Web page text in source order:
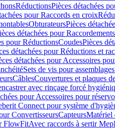
RéductionsPièces détachées
pour Raccords en croix
ObturateursPièces
détachées pour
pour RéductionsCoudesPièces
détachées pour Réductions et
détachées pour Accessoires
Sets de vis pour
CâblesCouvertures et plaques
avec rinçage forcé
pour Accessoires pour
Connect pour système
ConvertisseursCapteursMatériel
FlowFitAvec raccords à sertir